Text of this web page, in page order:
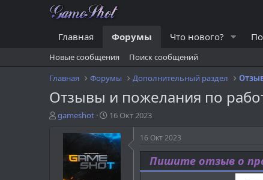
Главная Форумы Что нового?
Новые сообщения
Поиск сообщений
Главная
Форумы Дополнительный раздел
Отзывы и пожелания по
А
gameshot
Д
т
а
а
16 Окт 2023
16 Окт 2023
Пишите отзыв о